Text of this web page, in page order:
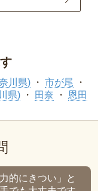
川県)
市が尾
県) 田奈 恩田
的にきつい」と